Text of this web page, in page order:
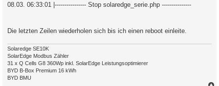
08.03. 06:33:01 |---------------- Stop solaredge_serie.php ---------------
Die letzten Zeilen wiederholen sich bis ich einen reboot einleite.
Solaredge SE10K
SolarEdge Modbus Zähler
31 x Q Cells G8 360Wp inkl. SolarEdge Leistungsoptimierer
BYD B-Box Premium 16 kWh
BYD BMU